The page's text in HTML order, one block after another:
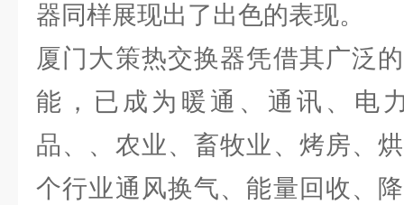
器同样展现出了出色的表现。
厦门大策热交换器凭借其广泛
能，已成为暖通、通讯、电
品、、农业、畜牧业、烤房、
个行业通风换气、能量回收、